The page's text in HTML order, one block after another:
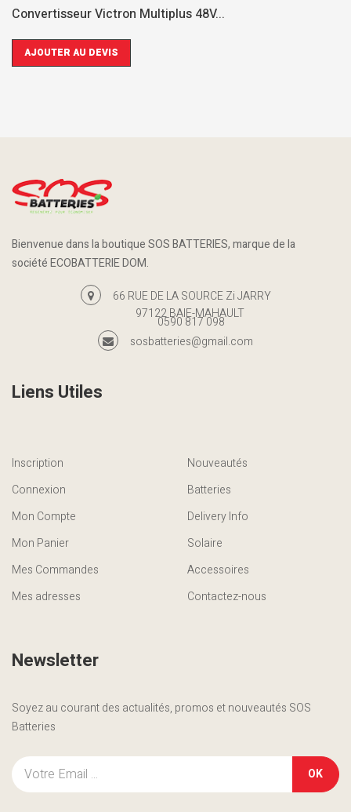
Convertisseur Victron Multiplus 48V...
AJOUTER AU DEVIS
Bienvenue dans la boutique SOS BATTERIES, marque de la
société ECOBATTERIE DOM.
66 RUE DE LA SOURCE Zi JARRY
97122 BAIE-MAHAULT
0590 817 098
sosbatteries@gmail.com
Liens Utiles
Inscription
Connexion
Mon Compte
Mon Panier
Mes Commandes
Mes adresses
Nouveautés
Batteries
Delivery Info
Solaire
Accessoires
Contactez-nous
Newsletter
Soyez au courant des actualités, promos et nouveautés SOS
Batteries
OK